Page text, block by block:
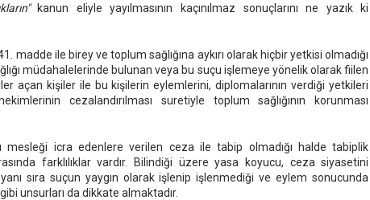
kanun eliyle yayılmasının kaçınılmaz sonuçlarını ne yazık ki
madde ile birey ve toplum sağlığına aykırı olarak hiçbir yetkisi olmadığı
müdahalelerinde bulunan veya bu suçu işlemeye yönelik olarak fiilen
açan kişiler ile bu kişilerin eylemlerini, diplomalarının verdiği yetkileri
cezalandırılması suretiyle toplum sağlığının korunması
mesleği icra edenlere verilen ceza ile tabip olmadığı halde tabiplik
farklılıklar vardır. Bilindiği üzere yasa koyucu, ceza siyasetini
sıra suçun yaygın olarak işlenip işlenmediği ve eylem sonucunda
unsurları da dikkate almaktadır.